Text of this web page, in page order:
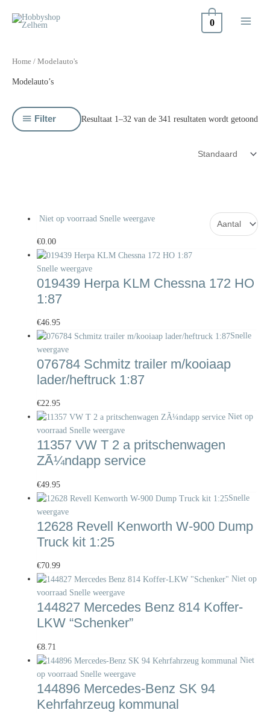
naar
0
Home / Modelauto's
Modelauto’s
Filter Resultaat 1–32 van de 341 resultaten wordt getoond
Niet op voorraad Snelle weergave
€0.00
Snelle weergave
019439 Herpa KLM Chessna 172 HO
1:87
€46.95
Snelle
weergave
076784 Schmitz trailer m/kooiaap
lader/heftruck 1:87
€22.95
Niet op
voorraad Snelle weergave
11357 VW T 2 a pritschenwagen
ZÃ¼ndapp service
€49.95
Snelle
weergave
12628 Revell Kenworth W-900 Dump
Truck kit 1:25
€70.99
Niet op
voorraad Snelle weergave
144827 Mercedes Benz 814 Koffer-
LKW “Schenker”
€8.71
Niet
op voorraad Snelle weergave
144896 Mercedes-Benz SK 94
Kehrfahrzeug kommunal